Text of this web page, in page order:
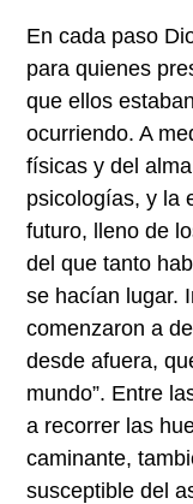
En cada paso
para quienes
que ellos
ocurriendo. A
físicas y del
psicologías, y la
futuro, lleno de
del que tanto
se hacían lugar.
comenzaron a
desde afuera,
mundo”. Entre
a recorrer las
caminante,
susceptible del